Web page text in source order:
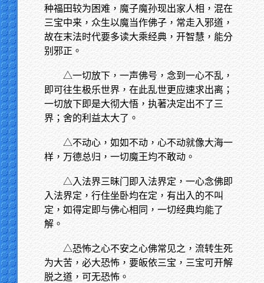
种福田较为困难，魔子魔孙现出家人相，混在
三宝中来，众生以魔当作佛子，常走入邪道，
故在末法时代要多读大乘经典，开智慧，能分
别邪正。
△一切放下，一声佛号，念到一心不乱，
即可往生极乐世界，在此乱世更应速求出离；
一切放下即是大彻大悟，执著决定出不了三
界；舍的利益太大了。
△不动心，如如不动，心不动就像大海一
样，万德总归，一切魔王均不敢动。
△入法界三昧门即入法界定，一心念佛即
入法界定，行住坐卧均在定，有出入的不叫
定，如得定即与佛心相同，一切经典均能了
解。
△恐怖之心不安之心佛常见之，流转生死
为大苦，必大恐怖，要皈依三宝，三宝可开解
脱之道，可无恐怖。